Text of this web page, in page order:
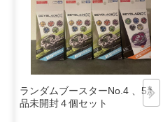
ランダムブースターNo.4 、5新
品未開封４個セット